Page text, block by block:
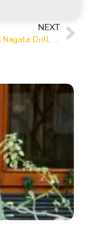
NEXT
American Drill vs Nagata Drill, Mana yang Cocok untuk Seragam PDH?